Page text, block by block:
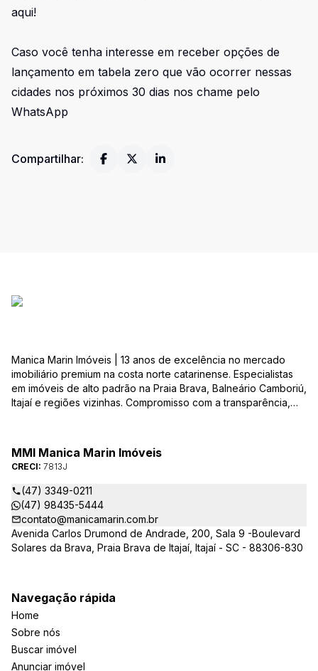
aqui!
Caso você tenha interesse em receber opções de
lançamento em tabela zero que vão ocorrer nessas
cidades nos próximos 30 dias nos chame pelo
WhatsApp
Compartilhar:
Manica Marin Imóveis | 13 anos de excelência no mercado
imobiliário premium na costa norte catarinense. Especialistas
em imóveis de alto padrão na Praia Brava, Balneário Camboriú,
Itajaí e regiões vizinhas. Compromisso com a transparência,
entende e valoriza seu investimento.
MMI Manica Marin Imóveis
CRECI: 7813J
(47) 3349-0211
(47) 98435-5444
contato@manicamarin.com.br
Avenida Carlos Drumond de Andrade, 200, Sala 9 -Boulevard
Solares da Brava, Praia Brava de Itajaí, Itajaí - SC - 88306-830
Navegação rápida
Home
Sobre nós
Buscar imóvel
Anunciar imóvel